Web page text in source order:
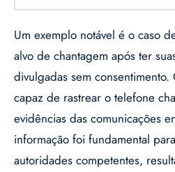
Um exemplo notável é o caso
alvo de chantagem após ter
divulgadas sem
capaz de rastrear o telefone
evidências das comunicações
informação foi fundamental
autoridades competentes,